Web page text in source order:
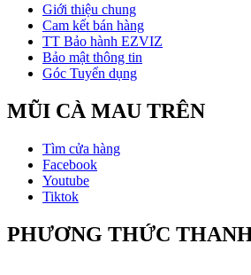
Giới thiệu chung
Cam kết bán hàng
TT Bảo hành EZVIZ
Bảo mật thông tin
Góc Tuyển dụng
MŨI CÀ MAU TRÊN
Tìm cửa hàng
Facebook
Youtube
Tiktok
PHƯƠNG THỨC